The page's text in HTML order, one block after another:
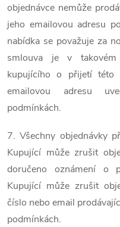
objednávce nemůže
jeho emailovou adresu
nabídka se považuje za
smlouva je v takovém
kupujícího o přijetí této
emailovou adresu
podmínkách.
7. Všechny objednávky
Kupující může zrušit
doručeno oznámení o
Kupující může zrušit
číslo nebo email
podmínkách.